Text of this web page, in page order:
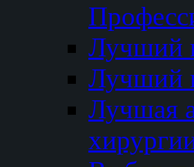
Лучший
Лучший
Лучшая